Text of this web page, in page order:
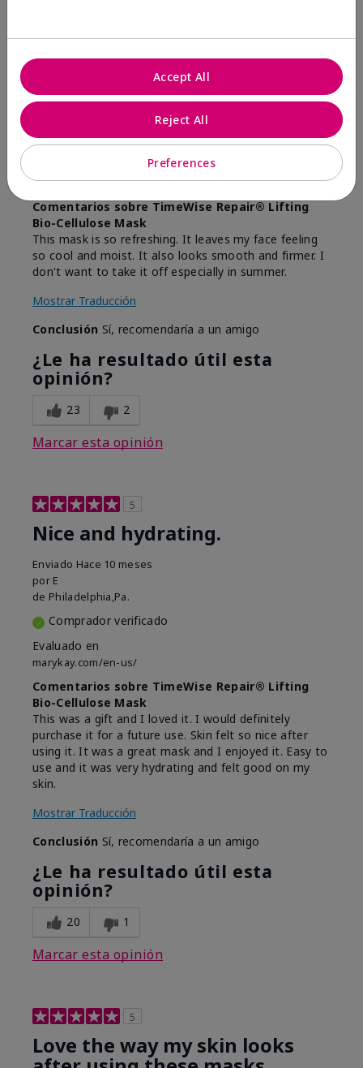
Love it!
porJoyce
Comprador verificado
marykay.com/en-us/
Comentarios sobre TimeWise Repair® Lifting
Bio-Cellulose Mask
This mask is so refreshing. It leaves my face feeling
so cool and moist. It also looks smooth and firmer. I
don't want to take it off especially in summer.
Mostrar Traducción
Conclusión Sí, recomendaría a un amigo
¿Le ha resultado útil esta
opinión?
23 2
Marcar esta opinión
5
Nice and hydrating.
Enviado Hace 10 meses
por E
de Philadelphia,Pa.
Comprador verificado
Evaluado en
marykay.com/en-us/
Comentarios sobre TimeWise Repair® Lifting
Bio-Cellulose Mask
This was a gift and I loved it. I would definitely
purchase it for a future use. Skin felt so nice after
using it. It was a great mask and I enjoyed it. Easy to
use and it was very hydrating and felt good on my
skin.
Mostrar Traducción
Conclusión Sí, recomendaría a un amigo
¿Le ha resultado útil esta
opinión?
20 1
Marcar esta opinión
5
Love the way my skin looks
Preferences
Reject All
Accept All